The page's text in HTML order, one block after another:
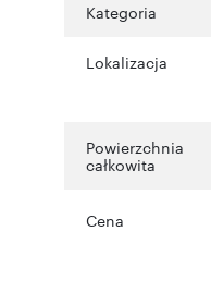
Kategoria
Lokalizacja
Powierzchnia
całkowita
Cena